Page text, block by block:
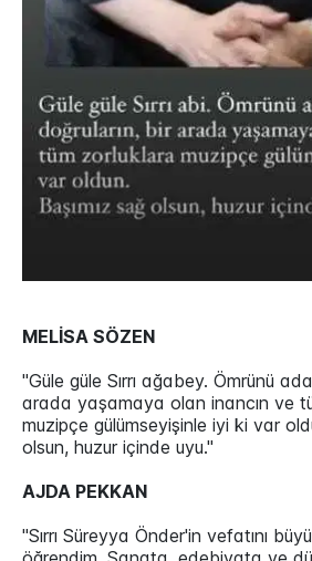
MELİSA SÖZEN
"Güle güle Sırrı ağabey. Ömrünü
arada yaşamaya olan inancın ve
muzipçe gülümseyişinle iyi ki var
olsun, huzur içinde uyu."
AJDA PEKKAN
"Sırrı Süreyya Önder'in vefatını